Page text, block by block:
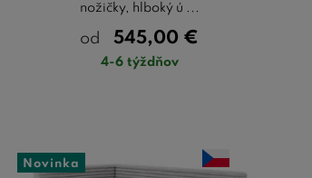
nožičky, hlboký ú ...
od 545,00 €
4-6 týždňov
Novinka